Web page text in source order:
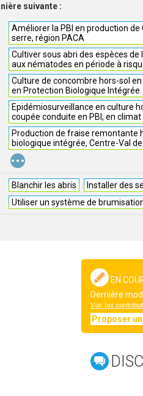
suivante :
Améliorer la PBI en production de
serre, région PACA
Cultiver sous abri des espèces
aux nématodes en période à
Culture de concombre hors-sol
en Protection Biologique Intégrée
Epidémiosurveillance en culture
coupée conduite en PBI, en
Production de fraise remontante
biologique intégrée, Centre-Val
...
Blanchir les abris
Installer des
Utiliser un système de
EN
Dernière
Voir les
Proposer